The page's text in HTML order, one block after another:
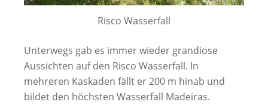
Risco Wasserfall
Unterwegs gab es immer wieder grandiose
Aussichten auf den Risco Wasserfall. In
mehreren Kaskaden fällt er 200 m hinab und
bildet den höchsten Wasserfall Madeiras.